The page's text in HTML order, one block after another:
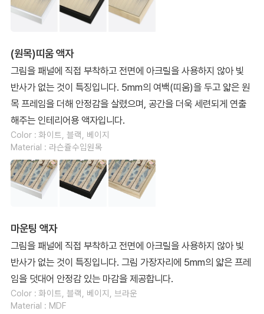
(원목)띠움 액자
그림을 패널에 직접 부착하고 전면에 아크릴을 사용하지 않아 빛
반사가 없는 것이 특징입니다. 5mm의 여백(띠움)을 두고 얇은 원
목 프레임을 더해 안정감을 살렸으며, 공간을 더욱 세련되게 연출
해주는 인테리어용 액자입니다.
Color : 화이트, 블랙, 베이지
Material : 라슨쥴수입원목
마운팅 액자
그림을 패널에 직접 부착하고 전면에 아크릴을 사용하지 않아 빛
반사가 없는 것이 특징입니다. 그림 가장자리에 5mm의 얇은 프레
임을 덧대어 안정감 있는 마감을 제공합니다.
Color : 화이트, 블랙, 베이지, 브라운
Material : MDF